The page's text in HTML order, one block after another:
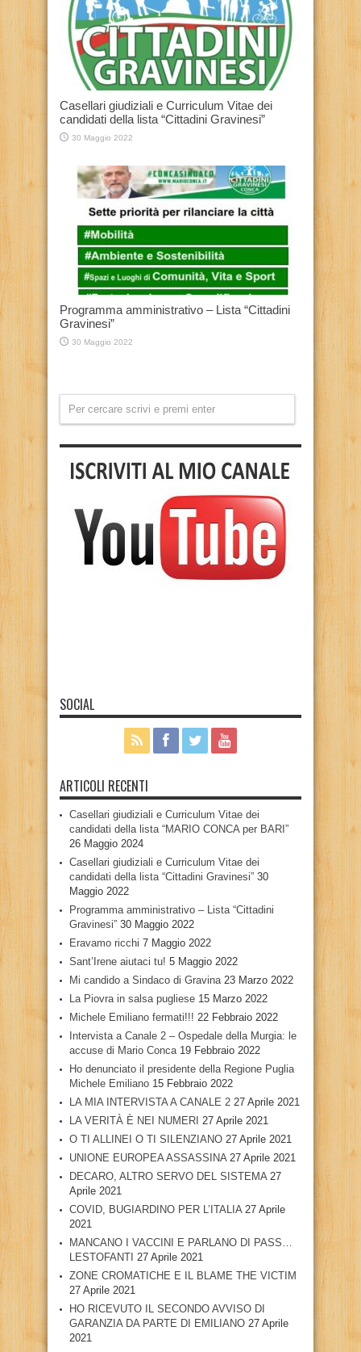
Casellari giudiziali e Curriculum Vitae dei
candidati della lista “Cittadini Gravinesi”
30 Maggio 2022
Programma amministrativo – Lista “Cittadini
Gravinesi”
30 Maggio 2022
SOCIAL
ARTICOLI RECENTI
Casellari giudiziali e Curriculum Vitae dei
candidati della lista “MARIO CONCA per BARI”
26 Maggio 2024
Casellari giudiziali e Curriculum Vitae dei
candidati della lista “Cittadini Gravinesi” 30
Maggio 2022
Programma amministrativo – Lista “Cittadini
Gravinesi” 30 Maggio 2022
Eravamo ricchi 7 Maggio 2022
Sant’Irene aiutaci tu! 5 Maggio 2022
Mi candido a Sindaco di Gravina 23 Marzo 2022
La Piovra in salsa pugliese 15 Marzo 2022
Michele Emiliano fermati!!! 22 Febbraio 2022
Intervista a Canale 2 – Ospedale della Murgia: le
accuse di Mario Conca 19 Febbraio 2022
Ho denunciato il presidente della Regione Puglia
Michele Emiliano 15 Febbraio 2022
LA MIA INTERVISTA A CANALE 2 27 Aprile 2021
LA VERITÀ È NEI NUMERI 27 Aprile 2021
O TI ALLINEI O TI SILENZIANO 27 Aprile 2021
UNIONE EUROPEA ASSASSINA 27 Aprile 2021
DECARO, ALTRO SERVO DEL SISTEMA 27
Aprile 2021
COVID, BUGIARDINO PER L’ITALIA 27 Aprile
2021
MANCANO I VACCINI E PARLANO DI PASS…
LESTOFANTI 27 Aprile 2021
ZONE CROMATICHE E IL BLAME THE VICTIM
27 Aprile 2021
HO RICEVUTO IL SECONDO AVVISO DI
GARANZIA DA PARTE DI EMILIANO 27 Aprile
2021